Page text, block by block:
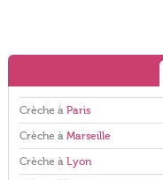
Crèche à Paris
Crèche à Marseille
Crèche à Lyon